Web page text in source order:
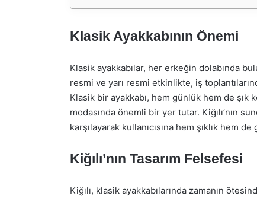
Klasik Ayakkabının Önemi
Klasik ayakkabılar, her erkeğin dolabında
resmi ve yarı resmi etkinlikte, iş
Klasik bir ayakkabı, hem günlük hem de
modasında önemli bir yer tutar. Kiğılı’nın
karşılayarak kullanıcısına hem şıklık hem
Kiğılı’nın Tasarım Felsefesi
Kiğılı, klasik ayakkabılarında zamanın